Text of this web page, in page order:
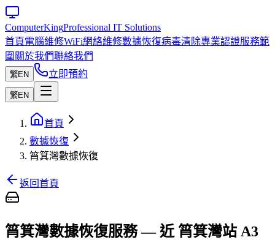
ComputerKingProfessional IT Solutions
首頁電腦維修WiFi網絡維修數據恢復病毒清除專業認證服務範
圍 關於我們聯絡我們
繁EN 立即預約
繁EN
首頁
數據恢復
筲箕灣數據恢復
返回首頁
筲箕灣數據恢復服務 — 近 筲箕灣站 A3